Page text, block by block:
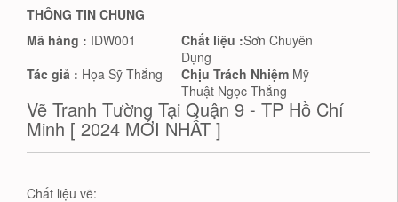
THÔNG TIN CHUNG
Mã hàng : IDW001 Chất liệu :Sơn Chuyên
Dụng
Tác giả : Họa Sỹ Thắng Chịu Trách Nhiệm Mỹ
Thuật Ngọc Thắng
Vẽ Tranh Tường Tại Quận 9 - TP Hồ Chí
Minh [ 2024 MỚI NHẤT ]
Chất liệu vẽ: